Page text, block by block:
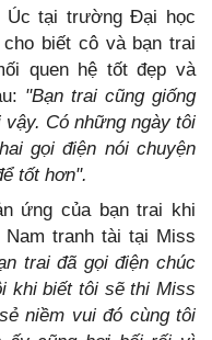
Úc tại trường Đại học
biết cô và bạn trai
quen hệ tốt đẹp và
"Bạn trai cũng giống
Có những ngày tôi
gọi điện nói chuyện
tốt hơn".
ứng của bạn trai khi
tranh tài tại Miss
trai đã gọi điện chúc
khi biết tôi sẽ thi Miss
niềm vui đó cùng tôi